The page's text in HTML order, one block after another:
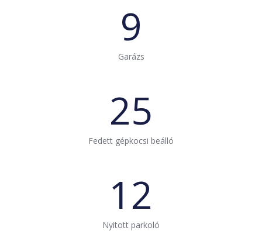
9
Garázs
25
Fedett gépkocsi beálló
12
Nyitott parkoló